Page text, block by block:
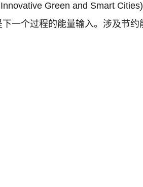
Green and Smart
下一个过程的能量输入。涉及节